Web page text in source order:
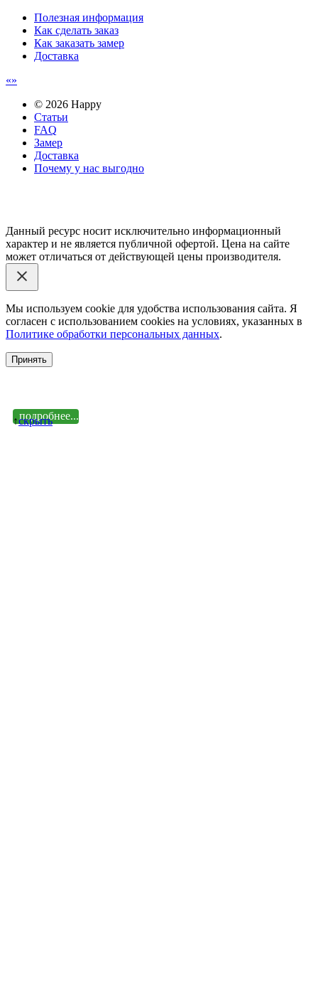
подробнее...
↑cкрыть
Полезная информация
Как сделать заказ
Как заказать замер
Доставка
© 2026 Happy
Статьи
FAQ
Замер
Доставка
Почему у нас выгодно
Данный ресурс носит исключительно информационный
характер и не является публичной офертой. Цена на сайте
может отличаться от действующей цены производителя.
Мы используем cookie для удобства использования сайта. Я
согласен с использованием cookies на условиях, указанных в
Политике обработки персональных данных.
Принять